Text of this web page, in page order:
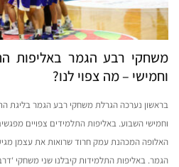
משחקי רבע הגמר באליפות
וחמישי – מה צפוי לנו?
בראשון נערכה הגרלת משחקי רבע הגמר בליגת
וחמישי השבוע. באליפות התלמידים צפויים
האלופה המכהנת עמק חרוד שרואות את עצמן
הגמר. באליפות התלמידות קיבלנו שני משחקי